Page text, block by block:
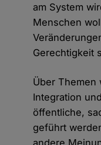
am System
Menschen
Gerechtigkeit
Über Themen
Integration
öffentliche,
geführt
andere